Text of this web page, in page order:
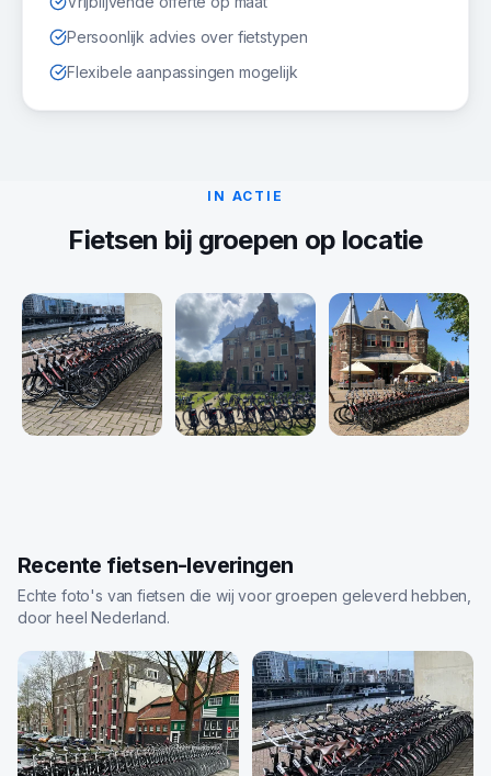
Persoonlijk advies over fietstypen
Flexibele aanpassingen mogelijk
IN ACTIE
Fietsen bij groepen op locatie
Recente fietsen-leveringen
Echte foto's van fietsen die wij voor groepen geleverd hebben,
door heel Nederland.